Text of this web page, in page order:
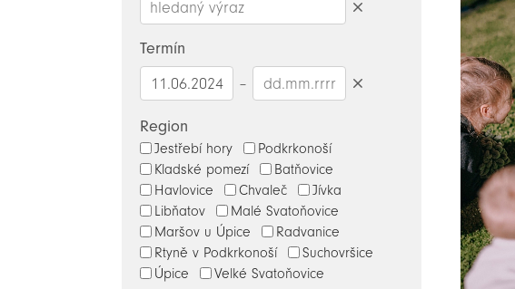
Termín
–
Region
Jestřebí hory
Podkrkonoší
Kladské pomezí
Batňovice
Havlovice
Chvaleč
Jívka
Libňatov
Malé Svatoňovice
Maršov u Úpice
Radvanice
Rtyně v Podkrkonoší
Suchovršice
Úpice
Velké Svatoňovice